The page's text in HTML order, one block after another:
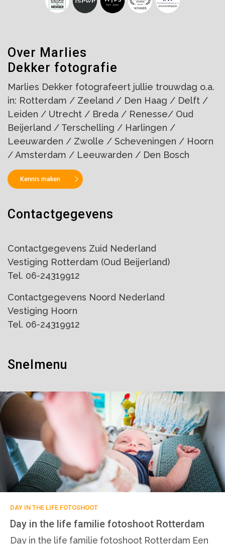
DAY IN THE LIFE FOTOSHOOT
Day in the life familie fotoshoot Rotterdam
Day in the life familie fotoshoot Rotterdam Een
Over Marlies
Dekker fotografie
Marlies Dekker fotografeert jullie trouwdag o.a.
in: Rotterdam / Zeeland / Den Haag / Delft /
Leiden / Utrecht / Breda / Renesse/ Oud
Beijerland / Terschelling / Harlingen /
Leeuwarden / Zwolle / Scheveningen / Hoorn
/ Amsterdam / Leeuwarden / Den Bosch
Kennis maken
Contactgegevens
Contactgegevens Zuid Nederland
Vestiging Rotterdam (Oud Beijerland)
Tel. 06-24319912
Contactgegevens Noord Nederland
Vestiging Hoorn
Tel. 06-24319912
Snelmenu
Bedrijfsfotografie
Familiefotografie
Bruidsfotografie
Interieurfotografie
Blog
Contact
Algemene voorwaarden